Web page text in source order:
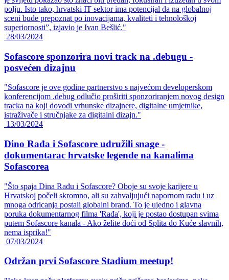
polju. Isto tako, hrvatski IT sektor ima potencijal da na globalnoj
sceni bude prepoznat po inovacijama, kvaliteti i tehnološkoj
superiornosti”, izjavio je Ivan Bešlić."
28/03/2024
Sofascore sponzorira novi track na .debugu -
posvećen dizajnu
"Sofascore je ove godine partnerstvo s najvećom developerskom
konferencijom .debug odlučio proširiti sponzoriranjem novog design
tracka na koji dovodi vrhunske dizajnere, digitalne umjetnike,
istraživače i stručnjake za digitalni dizajn."
13/03/2024
Dino Rađa i Sofascore udružili snage -
dokumentarac hrvatske legende na kanalima
Sofascorea
"Što spaja Dina Rađu i Sofascore? Oboje su svoje karijere u
Hrvatskoj počeli skromno, ali su zahvaljujući napornom radu i uz
mnoga odricanja postali globalni brand. To je ujedno i glavna
poruka dokumentarnog filma 'Rađa', koji je postao dostupan svima
putem Sofascore kanala - Ako želite doći od Splita do Kuće slavnih,
nema isprika!"
07/03/2024
Održan prvi Sofascore Stadium meetup!